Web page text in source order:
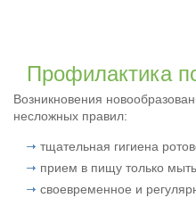
Профилактика
Возникновения
несложных правил:
тщательная гигиена
прием в пищу только
своевременное и